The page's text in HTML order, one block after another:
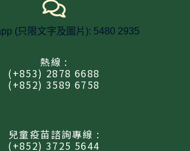
(只限文字及圖片): 5480 2935
熱線 :
(+853) 2878 6688
(+852) 3589 6758
兒童疫苗諮詢專線 :
(+852) 3725 5644